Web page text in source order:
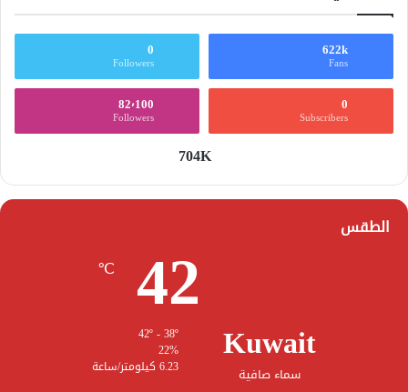
622k
Fans
0
Followers
0
Subscribers
82٬100
Followers
704K
الطقس
Kuwait
سماء صافية
42
℃
22%
6.23 كيلومتر/ساعة